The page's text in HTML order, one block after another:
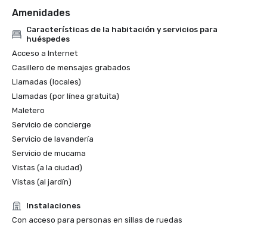
Amenidades
Características de la habitación y servicios para
huéspedes
Acceso a Internet
Casillero de mensajes grabados
Llamadas (locales)
Llamadas (por línea gratuita)
Maletero
Servicio de concierge
Servicio de lavandería
Servicio de mucama
Vistas (a la ciudad)
Vistas (al jardín)
Instalaciones
Con acceso para personas en sillas de ruedas